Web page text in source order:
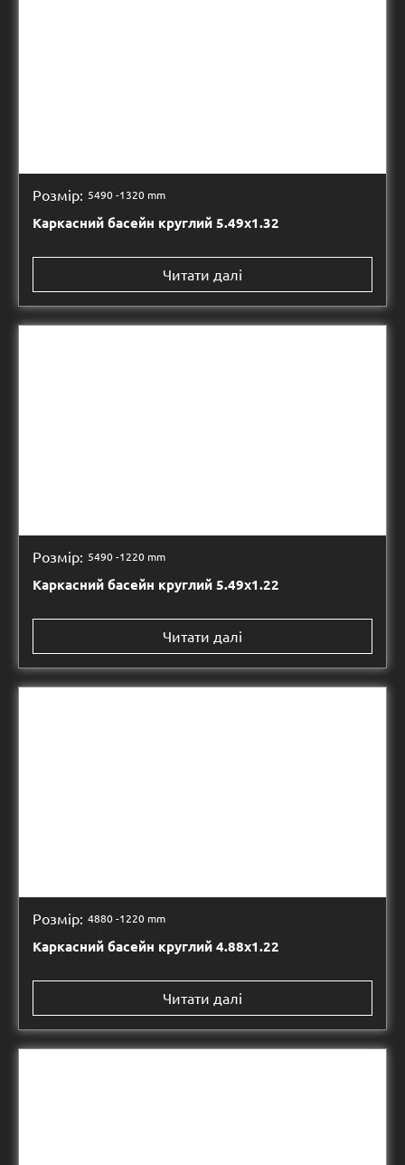
Розмір: 5490 -1320 mm
Каркасний басейн круглий 5.49х1.32
Читати далі
Розмір: 5490 -1220 mm
Каркасний басейн круглий 5.49х1.22
Читати далі
Розмір: 4880 -1220 mm
Каркасний басейн круглий 4.88х1.22
Читати далі